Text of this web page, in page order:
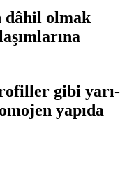
dâhil olmak
gibi yarı-
yapıda